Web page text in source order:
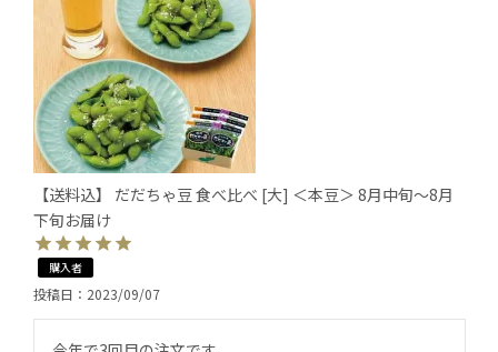
【送料込】 だだちゃ豆 食べ比べ [大] ＜本豆＞ 8月中旬～8月
下旬お届け
購入者
投稿日 2023/09/07